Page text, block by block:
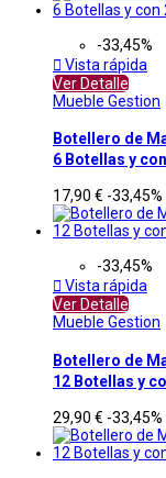
-33,45%
 Vista rápida
Ver Detalle
Mueble Gestion
Botellero de
6 Botellas y
17,90 € -33,45%
-33,45%
 Vista rápida
Ver Detalle
Mueble Gestion
Botellero de
12 Botellas y
29,90 € -33,45%